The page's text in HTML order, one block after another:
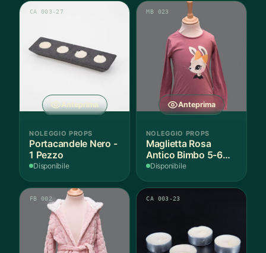
Anteprima
CA 003-27
NOLEGGIO PROPS
Portacandele Nero -
1 Pezzo
Disponibile
Anteprima
MB 023
NOLEGGIO PROPS
Maglietta Rosa
Antico Bimbo 5-6
Anni Cotone - 1
Disponibile
FB 002 CA 003-23